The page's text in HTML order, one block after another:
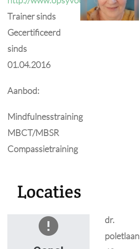
Trainer sinds
Gecertificeerd
sinds
01.04.2016
Aanbod:
Mindfulnesstraining
MBCT/MBSR
Compassietraining
Locaties
dr.
poletlaan